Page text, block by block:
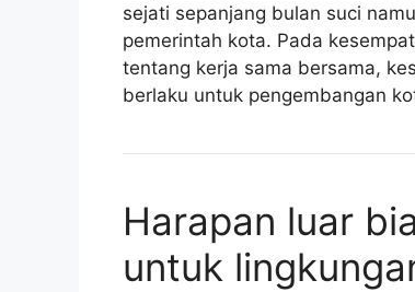
sejati sepanjang bulan suci
pemerintah kota. Pada
tentang kerja sama bersama,
berlaku untuk pengembangan
Harapan luar
untuk